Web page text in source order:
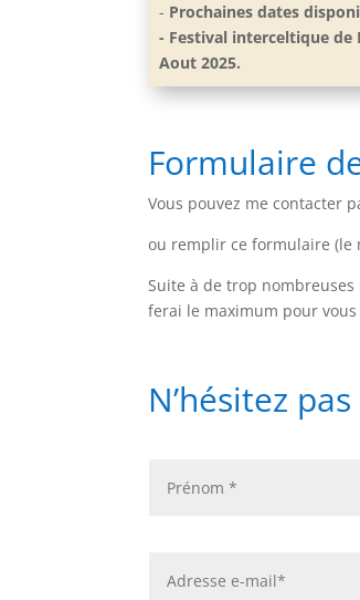
- Prochaines dates
- Festival interceltique de
Aout 2025.
Formulaire
Vous pouvez me contacter
ou remplir ce formulaire (le
Suite à de trop
ferai le maximum pour
N’hésitez